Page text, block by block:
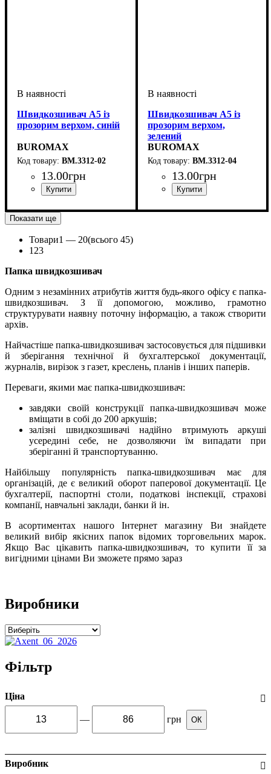
Швидкозшивач А5 із
прозорим верхом, синій
BUROMAX
BM.3312-02
13.00грн
Швидкозшивач А5 із
прозорим верхом,
зелений
BUROMAX
BM.3312-04
13.00грн
Показати ще
Товари1 — 20(всього 45)
1 23
Папка швидкозшивач
Одним з незамінних атрибутів життя будь-якого офісу є папка-
швидкозшивач. З її допомогою, можливо, грамотно
структурувати наявну поточну інформацію, а також створити
архів.
Найчастіше папка-швидкозшивач застосовується для підшивки
й зберігання технічної й бухгалтерської документації,
журналів, вирізок з газет, креслень, планів і інших паперів.
Переваги, якими має папка-швидкозшивач:
завдяки своїй конструкції папка-швидкозшивач може
вміщати в собі до 200 аркушів;
залізні швидкозшивачі надійно втримують аркуші
усередині себе, не дозволяючи їм випадати при
зберіганні й транспортуванню.
Найбільшу популярність папка-швидкозшивач має для
організацій, де є великий оборот паперової документації. Це
бухгалтерії, паспортні столи, податкові інспекції, страхові
компанії, навчальні заклади, банки й ін.
В асортиментах нашого Інтернет магазину Ви знайдете
великий вибір якісних папок відомих торговельних марок.
Якщо Вас цікавить папка-швидкозшивач, то купити її за
вигідними цінами Ви зможете прямо зараз
Виробники
Фільтр
Ціна
— грн ОК
Виробник